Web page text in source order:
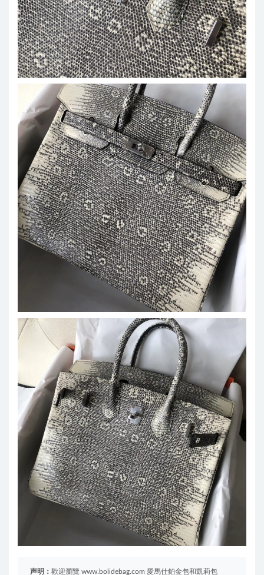
声明： 歡迎瀏覽 www.bolidebag.com 愛馬仕鉑金包和凱莉包